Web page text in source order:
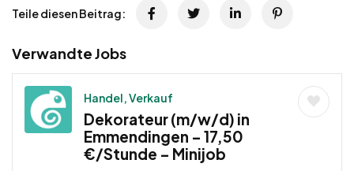
Teile diesen Beitrag:
Verwandte Jobs
Handel, Verkauf
Dekorateur (m/w/d) in
Emmendingen – 17,50
€/Stunde – Minijob